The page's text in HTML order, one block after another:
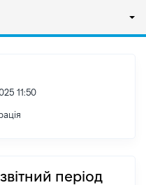
11:50
період